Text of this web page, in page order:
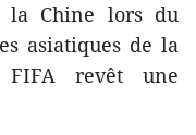
la Chine lors du
asiatiques de la
revêt une